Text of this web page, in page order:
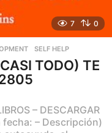
7 0
,SELF HELP
TODO) TE
– DESCARGAR
fecha: – Descripción)